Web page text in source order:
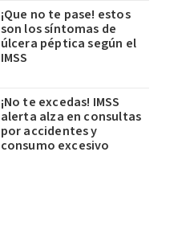
¡Que no te pase! estos
son los síntomas de
úlcera péptica según el
IMSS
¡No te excedas! IMSS
alerta alza en consultas
por accidentes y
consumo excesivo